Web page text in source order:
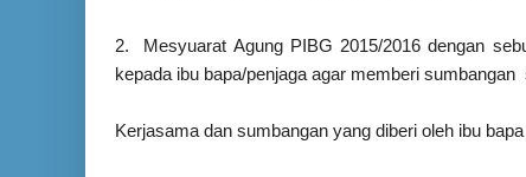
2. Mesyuarat Agung PIBG 2015/2016 dengan
kepada ibu bapa/penjaga agar memberi sumbangan
Kerjasama dan sumbangan yang diberi oleh ibu